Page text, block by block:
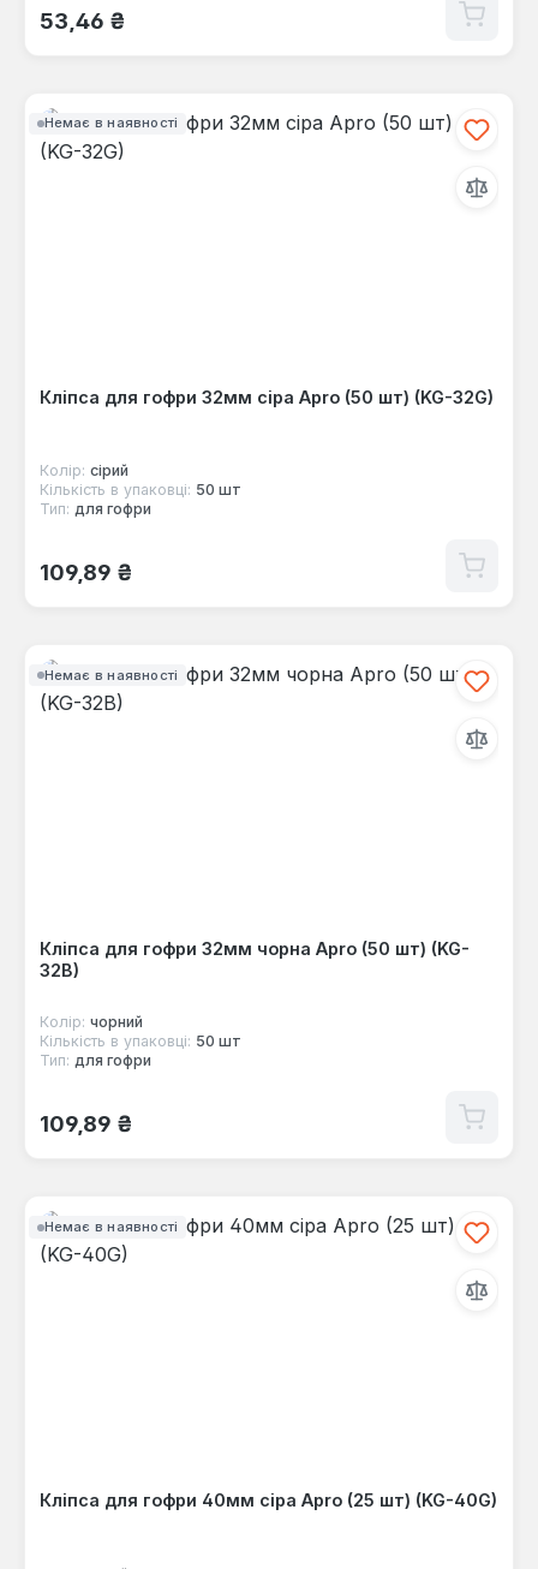
Звичайна ціна:
53,46 ₴
Немає в наявності
Кліпса для гофри 32мм сіра Apro (50 шт) (KG-32G)
Колір: сірий
Кількість в упаковці: 50 шт
Тип: для гофри
Звичайна ціна:
109,89 ₴
Немає в наявності
Кліпса для гофри 32мм чорна Apro (50 шт) (KG-
32B)
Колір: чорний
Кількість в упаковці: 50 шт
Тип: для гофри
Звичайна ціна:
109,89 ₴
Немає в наявності
Кліпса для гофри 40мм сіра Apro (25 шт) (KG-40G)